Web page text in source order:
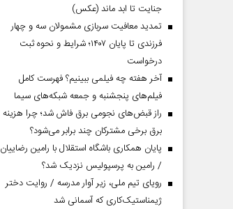
جنایت تا ابد ماند (عکس)
تمدید معافیت سربازی مشمولان سه و چهار
فرزندی تا پایان ۱۴۰۷؛ شرایط و نحوه ثبت
درخواست
آخر هفته چه فیلمی ببینیم؟ فهرست کامل
فیلم‌های پنجشنبه و جمعه شبکه‌های سیما
راز قبض‌های نجومی برق فاش شد؛ چرا هزینه
برق برخی مشترکان چند برابر می‌شود؟
پایان همکاری باشگاه استقلال با رامین رضاییان
/ رامین به پرسپولیس نزدیک شد؟
رویای تیم ملی، زیر آوار مدرسه / روایت دختر
ژیمناستیک‌کاری که آسمانی شد